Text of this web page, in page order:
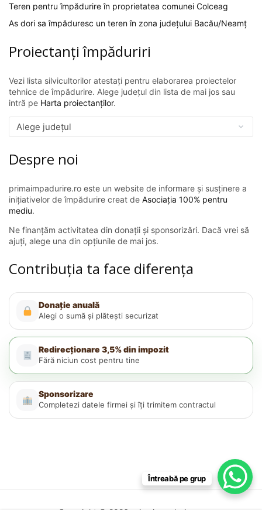
Teren pentru împădurire în proprietatea comunei Colceag
As dori sa împăduresc un teren în zona județului Bacău/Neamț
Proiectanți împăduriri
Vezi lista silvicultorilor atestați pentru elaborarea proiectelor
tehnice de împădurire. Alege județul din lista de mai jos sau
intră pe Harta proiectanților.
Despre noi
primaimpadurire.ro este un website de informare și susținere a
inițiativelor de împădurire creat de Asociația 100% pentru
mediu.
Ne finanțăm activitatea din donații și sponsorizări. Dacă vrei să
ajuți, alege una din opțiunile de mai jos.
Contribuția ta face diferența
Donație anuală
Alegi o sumă și plătești securizat
Redirecționare 3,5% din impozit
Fără niciun cost pentru tine
Sponsorizare
Completezi datele firmei și îți trimitem contractul
Întreabă pe grup